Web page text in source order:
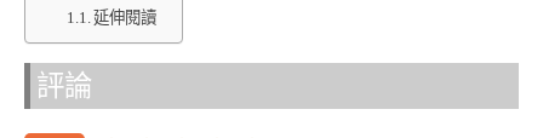
延伸閱讀
評論